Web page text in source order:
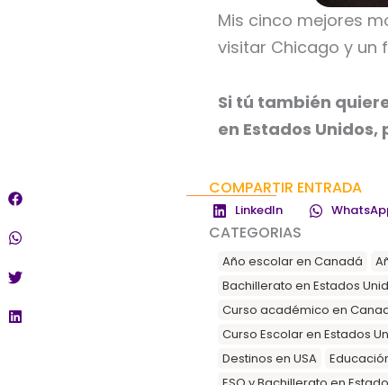
Mis cinco mejores
visitar Chicago y un
Si tú también
en Estados Unidos,
COMPARTIR ENTRADA
LinkedIn
CATEGORIAS
Año escolar en Canadá
Bachillerato en Estados
Curso académico en
Curso Escolar en Estados
Destinos en USA